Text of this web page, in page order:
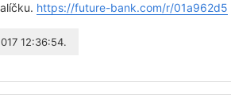
https://future-bank.com/r/01a962d5
12:36:54.